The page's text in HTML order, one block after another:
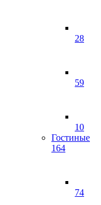
28
59
10
Гостиные
164
74